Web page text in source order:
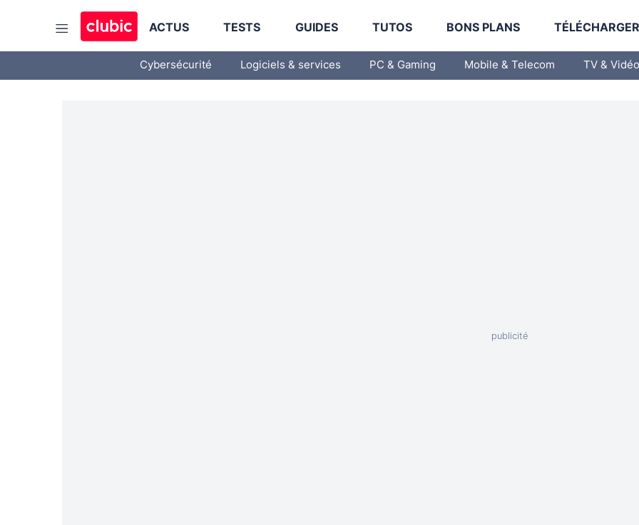
ACTUS TESTS GUIDES TUTOS BONS PLANS
Cybersécurité Logiciels & services PC & Gaming Mobile & Telecom TV & Vidéo